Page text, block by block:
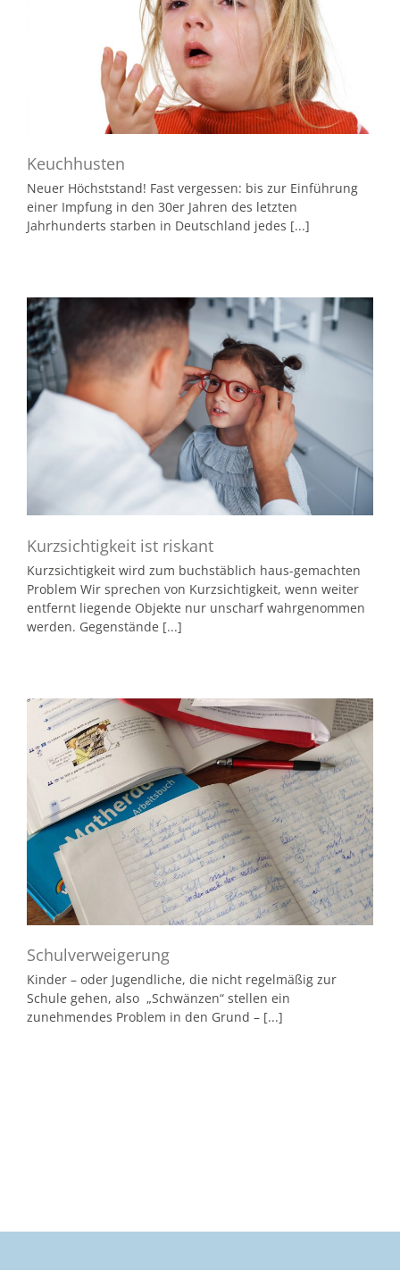
Keuchhusten
Neuer Höchststand! Fast vergessen: bis zur Einführung
einer Impfung in den 30er Jahren des letzten
Jahrhunderts starben in Deutschland jedes [...]
Kurzsichtigkeit ist riskant
Kurzsichtigkeit wird zum buchstäblich haus-gemachten
Problem Wir sprechen von Kurzsichtigkeit, wenn weiter
entfernt liegende Objekte nur unscharf wahrgenommen
werden. Gegenstände [...]
Schulverweigerung
Kinder – oder Jugendliche, die nicht regelmäßig zur
Schule gehen, also „Schwänzen“ stellen ein
zunehmendes Problem in den Grund – [...]